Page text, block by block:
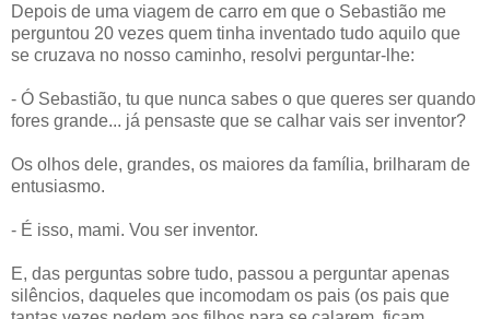
Depois de uma viagem de carro em que o Sebastião me
perguntou 20 vezes quem tinha inventado tudo aquilo que
se cruzava no nosso caminho, resolvi perguntar-lhe:
- Ó Sebastião, tu que nunca sabes o que queres ser quando
fores grande... já pensaste que se calhar vais ser inventor?
Os olhos dele, grandes, os maiores da família, brilharam de
entusiasmo.
- É isso, mami. Vou ser inventor.
E, das perguntas sobre tudo, passou a perguntar apenas
silêncios, daqueles que incomodam os pais (os pais que